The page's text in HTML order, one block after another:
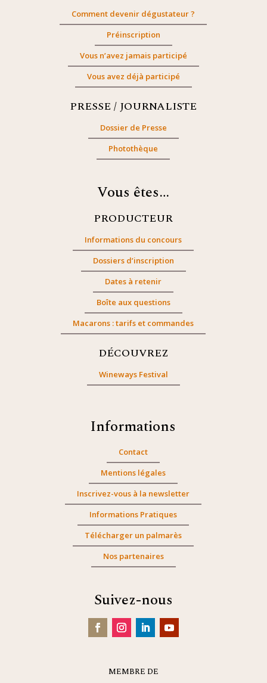
Comment devenir dégustateur ?
Préinscription
Vous n’avez jamais participé
Vous avez déjà participé
PRESSE / JOURNALISTE
Dossier de Presse
Photothèque
Vous êtes…
PRODUCTEUR
Informations du concours
Dossiers d’inscription
Dates à retenir
Boîte aux questions
Macarons : tarifs et commandes
DÉCOUVREZ
Wineways Festival
Informations
Contact
Mentions légales
Inscrivez-vous à la newsletter
Informations Pratiques
Télécharger un palmarès
Nos partenaires
Suivez-nous
MEMBRE DE